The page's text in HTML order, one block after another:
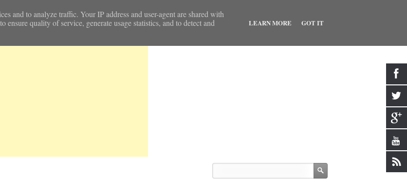
and to analyze traffic. Your IP address and user-agent are shared with
quality of service, generate usage statistics, and to detect and
LEARN MORE GOT IT